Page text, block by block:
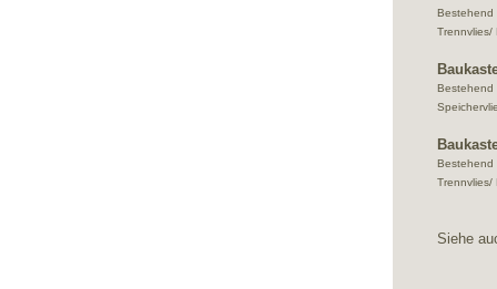
Bestehend
Trennvlies/
Bestehend
Bestehend
Trennvlies/
Siehe